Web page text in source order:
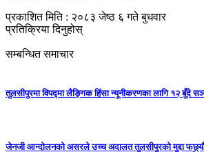
प्रकाशित मिति : २०८३ जेष्ठ ६ गते बुधवार
प्रतिक्रिया दिनुहोस्
सम्बन्धित समाचार
तुलसीपुरमा विपद्मा लैङ्गिक हिंसा न्यूनीकरणका लागि १२ बुँदे
जेनजी आन्दोलनको असरले उच्च अदालत तुलसीपुरको मुद्दा